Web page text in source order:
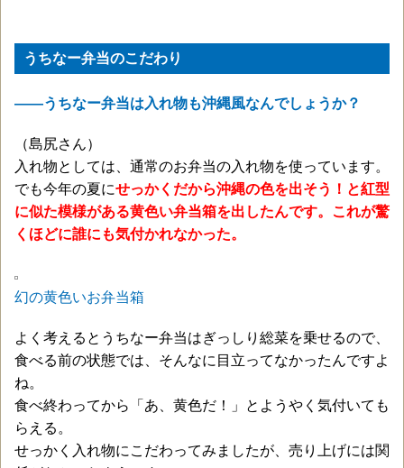
うちなー弁当のこだわり
——うちなー弁当は入れ物も沖縄風なんでしょうか？
（島尻さん）
入れ物としては、通常のお弁当の入れ物を使っています。
でも今年の夏にせっかくだから沖縄の色を出そう！と紅型
に似た模様がある黄色い弁当箱を出したんです。これが驚
くほどに誰にも気付かれなかった。
幻の黄色いお弁当箱
よく考えるとうちなー弁当はぎっしり総菜を乗せるので、
食べる前の状態では、そんなに目立ってなかったんですよ
ね。
食べ終わってから「あ、黄色だ！」とようやく気付いても
らえる。
せっかく入れ物にこだわってみましたが、売り上げには関